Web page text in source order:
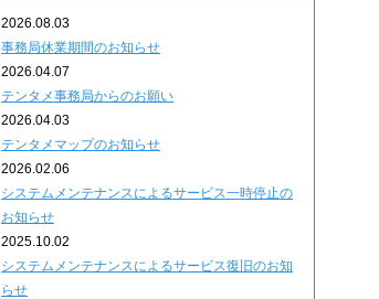
2026.08.03
事務局休業期間のお知らせ
2026.04.07
テンタメ事務局からのお願い
2026.04.03
テンタメマップのお知らせ
2026.02.06
システムメンテナンスによるサービス一時停止の
お知らせ
2025.10.02
システムメンテナンスによるサービス復旧のお知
らせ